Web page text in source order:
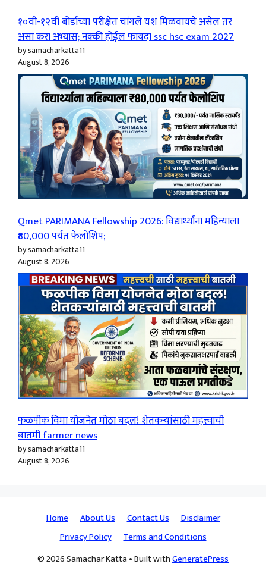
१०वी-१२वी बोर्डाच्या परीक्षेत चांगले यश मिळवायचे असेल तर
असा करा अभ्यास; नक्की होईल फायदा ssc hsc exam 2027
by samacharkatta11
August 8, 2026
Qmet PARIMANA Fellowship 2026: विद्यार्थ्यांना महिन्याला
₹80,000 पर्यंत फेलोशिप;
by samacharkatta11
August 8, 2026
फळपीक विमा योजनेत मोठा बदल! शेतकऱ्यांसाठी महत्त्वाची
बातमी farmer news
by samacharkatta11
August 8, 2026
Home About Us Contact Us
Disclaimer
Privacy Policy
Terms and Conditions
© 2026 Samachar Katta • Built withGeneratePress